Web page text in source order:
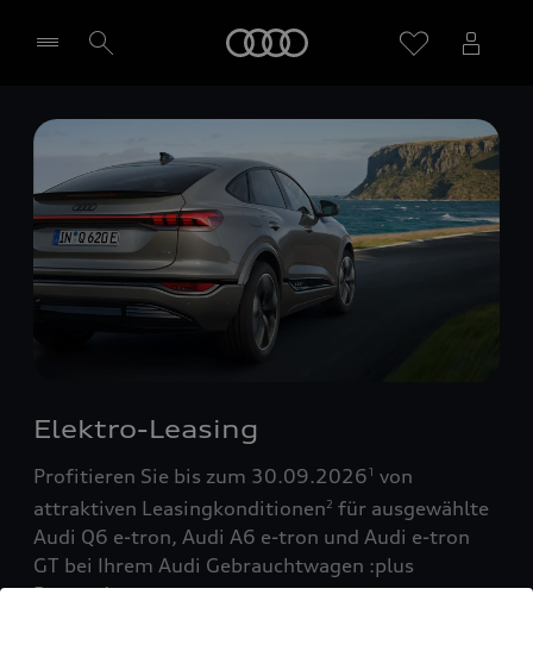
Händler wählen
Elektro-Leasing
Profitieren Sie bis zum 30.09.20261 von
attraktiven Leasingkonditionen2 für ausgewählte
Audi Q6 e-tron, Audi A6 e-tron und Audi e-tron
GT bei Ihrem Audi Gebrauchtwagen :plus
Partner!